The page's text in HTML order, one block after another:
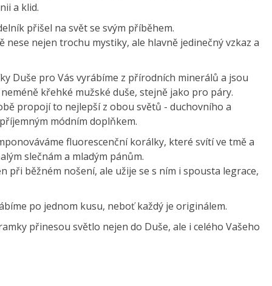
a klid.
přišel na svět se svým příběhem.
nese nejen trochu mystiky, ale hlavně jedinečný vzkaz a
Duše pro Vás vyrábíme z přírodních minerálů a jsou
křehké mužské duše, stejně jako pro páry.
propojí to nejlepší z obou světů - duchovního a
módním doplňkem.
fluorescenční korálky, které svítí ve tmě a
slečnám a mladým pánům.
při běžném nošení, ale užije se s ním i spousta legrace,
po jednom kusu, neboť každý je originálem.
přinesou světlo nejen do Duše, ale i celého Vašeho